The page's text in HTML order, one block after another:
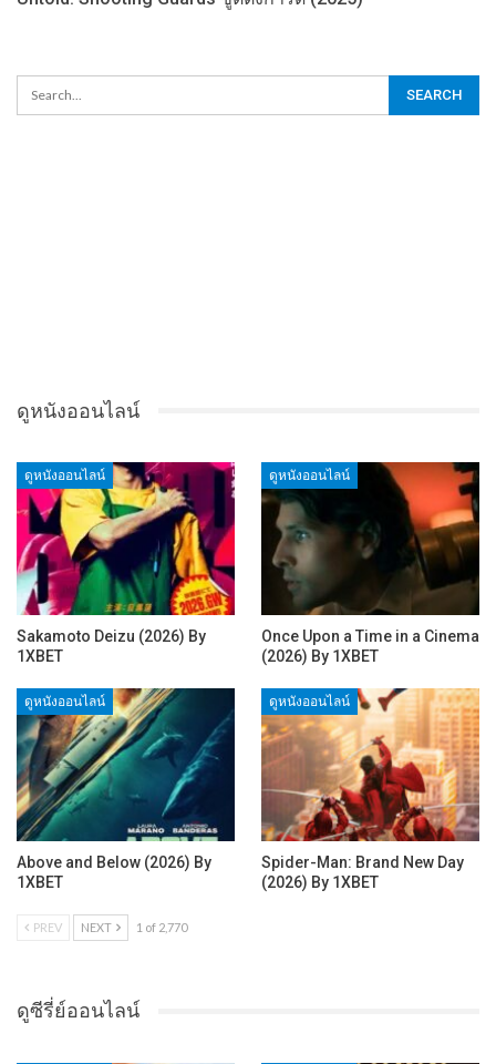
ดูหนังออนไลน์
ดูหนังออนไลน์
Sakamoto Deizu (2026) By
1XBET
ดูหนังออนไลน์
Once Upon a Time in a Cinema
(2026) By 1XBET
ดูหนังออนไลน์
Above and Below (2026) By
1XBET
ดูหนังออนไลน์
Spider-Man: Brand New Day
(2026) By 1XBET
PREV NEXT 1 of 2,770
ดูซีรี่ย์ออนไลน์